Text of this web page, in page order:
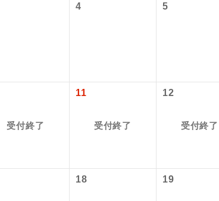
4 5
受付終了
11
受付終了
12
受付終了
18 19
す。
同行します。
新コース 初登場のコースです。